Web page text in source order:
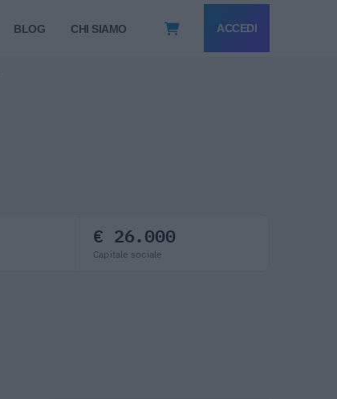
BLOG CHI SIAMO ACCEDI
€ 26.000
Capitale sociale